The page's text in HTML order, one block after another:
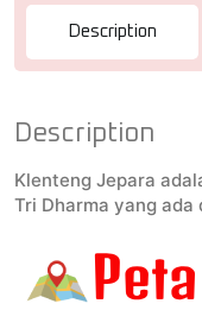
Description
Description
Klenteng Jepara
Tri Dharma yang ada